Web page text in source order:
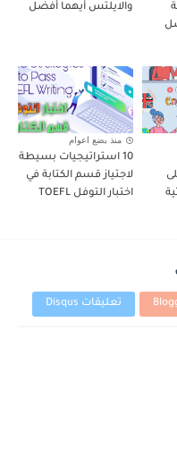
والايلتس أيهما أفضل
منذ بضع اعوام
10 استراتيجيات بسيطة
لاجتياز قسم الكتابة في
اختبار التوفل TOEFL
تعليقات Disqus